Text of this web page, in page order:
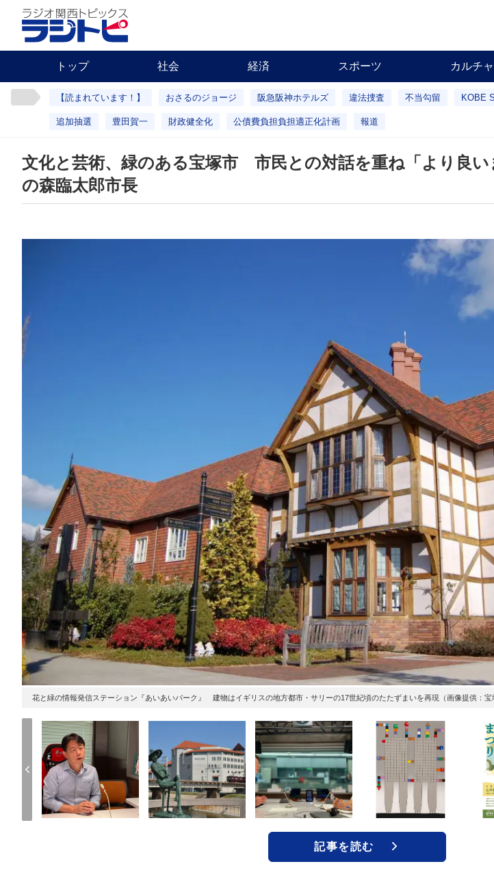
トップ 社会 経済 スポーツ カルチ
【読まれています！】 おさるのジョージ 阪急阪神ホテルズ 違法捜査 不当勾留 KOBE
追加抽選 豊田賀一 財政健全化 公債費負担負担適正化計画 報道
文化と芸術、緑のある宝塚市 市民との対話を重ね「より良い
の森臨太郎市長
花と緑の情報発信ステーション『あいあいパーク』 建物はイギリスの地方都市・サリーの17世紀頃のたたずまいを再現（画像提供：宝
記事を読む